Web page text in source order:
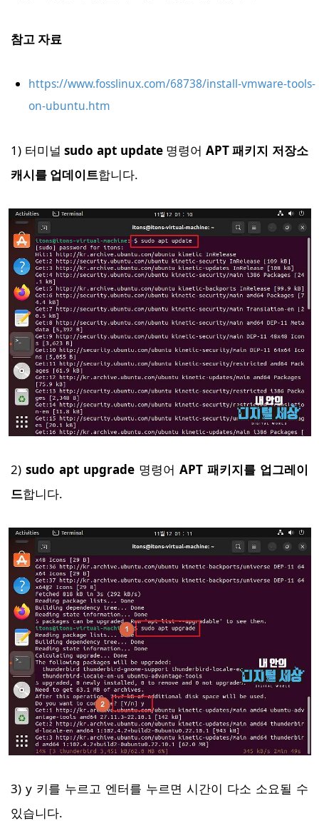
참고 자료
https://www.fosslinux.com/68738/install-vmware-tools-
on-ubuntu.htm
1) 터미널sudo apt update명령어 APT 패키지 저장소
캐시를 업데이트합니다.
2) sudo apt upgrade 명령어 APT 패키지를 업그레이
드합니다.
3) y 키를 누르고 엔터를 누르면 시간이 다소 소요될 수
있습니다.